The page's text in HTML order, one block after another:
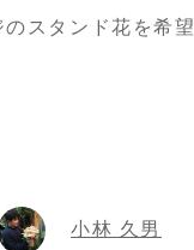
スタンド花を希望
小林 久男